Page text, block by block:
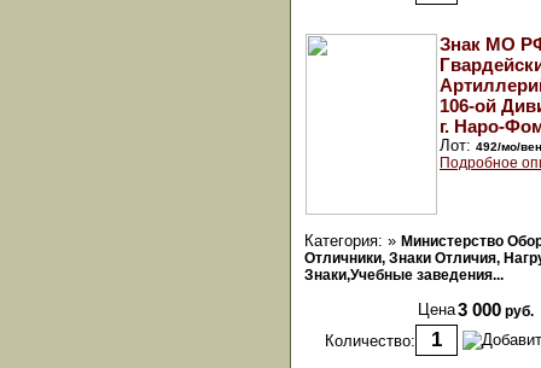
Знак МО
106-ой
г. Наро-
Лот: 492/мо/
Подробное
Категория: » Министерство
Отличники, Знаки Отличия,
Знаки,Учебные заведения...
Цена3 000 руб.
Количество: